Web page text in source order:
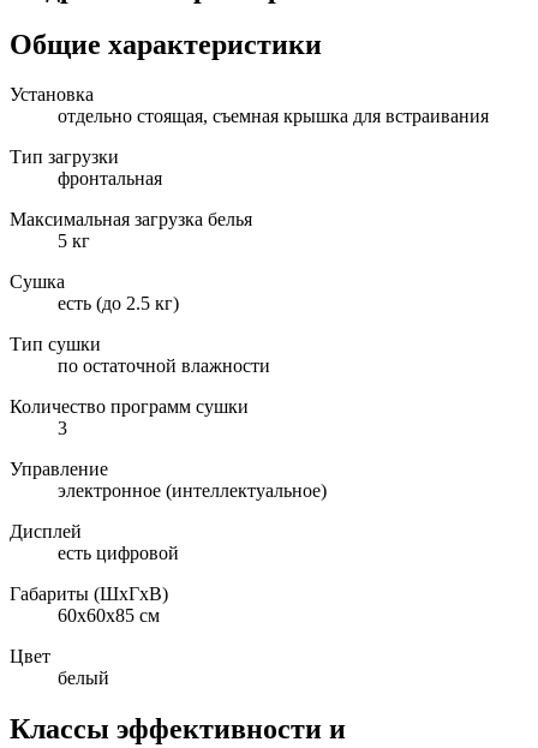
Общие характеристики
Установка
отдельно стоящая, съемная крышка для встраивания
Тип загрузки
фронтальная
Максимальная загрузка белья
5 кг
Сушка
есть (до 2.5 кг)
Тип сушки
по остаточной влажности
Количество программ сушки
3
Управление
электронное (интеллектуальное)
Дисплей
есть цифровой
Габариты (ШxГxВ)
60x60x85 см
Цвет
белый
Классы эффективности и